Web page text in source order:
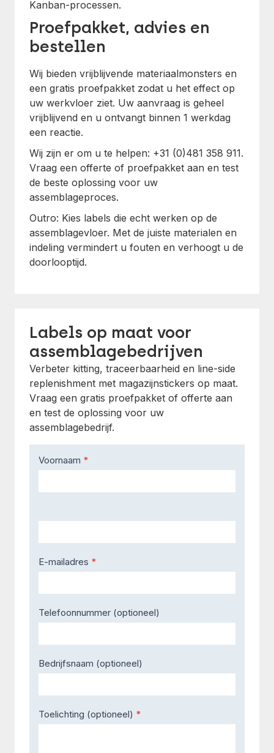
Kanban-processen.
Proefpakket, advies en
bestellen
Wij bieden vrijblijvende materiaalmonsters en
een gratis proefpakket zodat u het effect op
uw werkvloer ziet. Uw aanvraag is geheel
vrijblijvend en u ontvangt binnen 1 werkdag
een reactie.
Wij zijn er om u te helpen: +31 (0)481 358 911.
Vraag een offerte of proefpakket aan en test
de beste oplossing voor uw
assemblageproces.
Outro: Kies labels die echt werken op de
assemblagevloer. Met de juiste materialen en
indeling vermindert u fouten en verhoogt u de
doorlooptijd.
Labels op maat voor
assemblagebedrijven
Verbeter kitting, traceerbaarheid en line-side
replenishment met magazijnstickers op maat.
Vraag een gratis proefpakket of offerte aan
en test de oplossing voor uw
assemblagebedrijf.
Contact
Us
Voornaam *
E-mailadres *
Telefoonnummer (optioneel)
Bedrijfsnaam (optioneel)
Toelichting (optioneel) *